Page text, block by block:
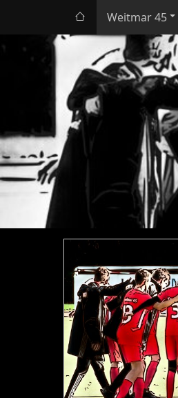
Weitmar 45